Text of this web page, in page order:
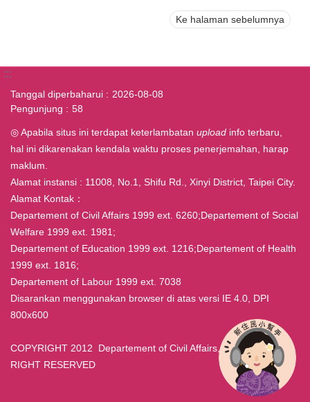
Ke halaman sebelumnya
:::
Tanggal diperbaharui
2026-08-08
Pengunjung
58
◎ Apabila situs ini terdapat keterlambatan upload info terbaru,
hal ini dikarenakan kendala waktu proses penerjemahan, harap
maklum.
Alamat instansi : 11008, No.1, Shifu Rd., Xinyi District, Taipei City.
Alamat Kontak：
Departement of Civil Affairs 1999 ext. 6260;Departement of Social
Welfare 1999 ext. 1981;
Departement of Education 1999 ext. 1216;Departement of Health
1999 ext. 1816;
Departement of Labour 1999 ext. 7038
Disarankan menggunakan browser di atas versi IE 4.0, DPI
800x600
COPYRIGHT 2012 Departement of Civil Affairs, Taipei ALL
RIGHT RESERVED